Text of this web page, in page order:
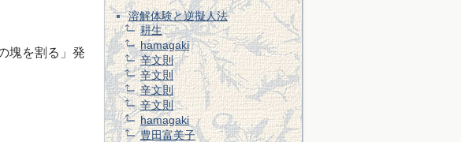
塊を割る」発
溶解体験と逆擬人法
耕生
hamagaki
辛文則
辛文則
辛文則
辛文則
hamagaki
豊田富美子